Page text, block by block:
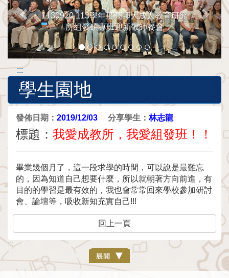
1130920 113學年度高師大成人教育研究
所組發碩專班迎新敬師餐會
張
張
:::
學生園地
發佈日期： 2019/12/03 分享學生：林志龍
標題： 我愛成教所，我愛組發班！！
畢業幾個月了，這一段求學的時間，可以說是最難忘
的，因為知道自己想要什麼，所以就朝著方向前進，有
目的的學習是最有效的，我也會常常回來學校參加研討
會、論壇等，吸收新知充實自己!!!
回上一頁
:::